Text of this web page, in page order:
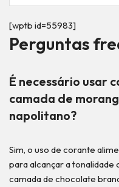
[wptb id=55983]
Perguntas
É necessário usar
camada de
napolitano?
Sim, o uso de corante
para alcançar a
camada de chocolate